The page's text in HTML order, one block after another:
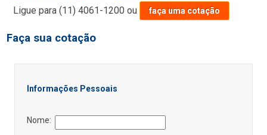
Ligue para(11) 4061-1200 ou faça uma cotação
Faça sua cotação
Informações Pessoais
Nome: